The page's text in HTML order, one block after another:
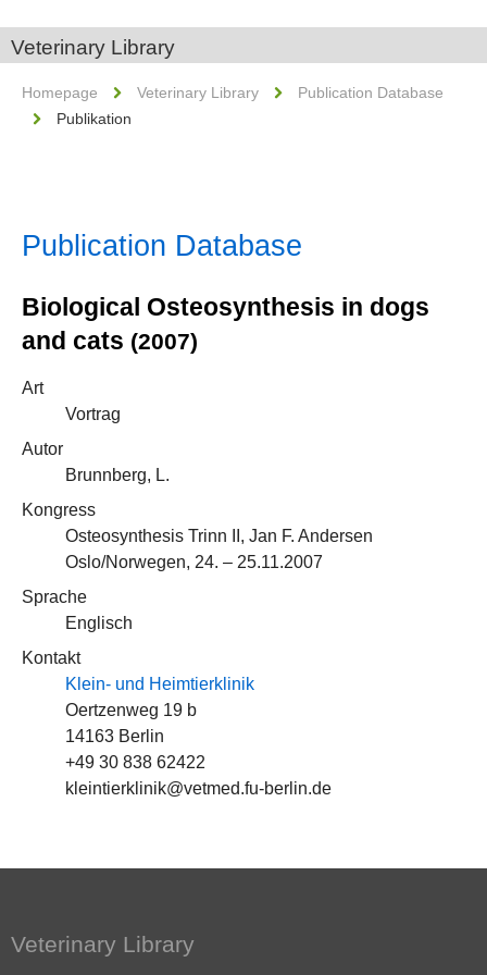
Veterinary Library
Homepage Veterinary Library
Publication Database
Publikation
Publication Database
Biological Osteosynthesis in dogs
and cats (2007)
Art
Vortrag
Autor
Brunnberg, L.
Kongress
Osteosynthesis Trinn II, Jan F. Andersen
Oslo/Norwegen, 24. – 25.11.2007
Sprache
Englisch
Kontakt
Klein- und Heimtierklinik
Oertzenweg 19 b
14163 Berlin
+49 30 838 62422
kleintierklinik@vetmed.fu-berlin.de
Veterinary Library